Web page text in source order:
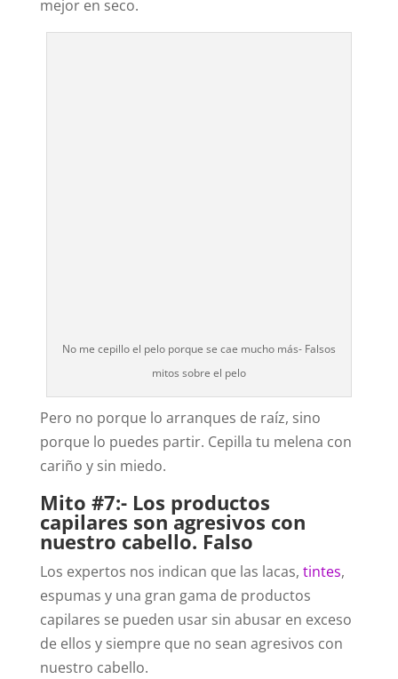
mejor en seco.
No me cepillo el pelo porque se cae mucho más- Falsos
mitos sobre el pelo
Pero no porque lo arranques de raíz, sino
porque lo puedes partir. Cepilla tu melena con
cariño y sin miedo.
Mito #7:- Los productos
capilares son agresivos con
nuestro cabello. Falso
Los expertos nos indican que las lacas, tintes,
espumas y una gran gama de productos
capilares se pueden usar sin abusar en exceso
de ellos y siempre que no sean agresivos con
nuestro cabello.